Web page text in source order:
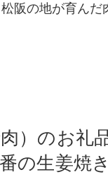
松阪の地が育んだ
）のお礼
の生姜焼